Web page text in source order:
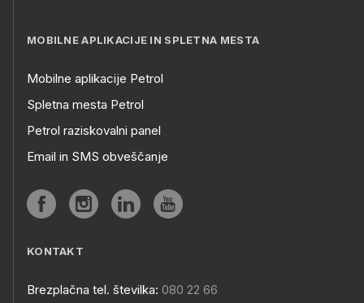
MOBILNE APLIKACIJE IN SPLETNA MESTA
Mobilne aplikacije Petrol
Spletna mesta Petrol
Petrol raziskovalni panel
Email in SMS obveščanje
KONTAKT
Brezplačna tel. številka: 080 22 66